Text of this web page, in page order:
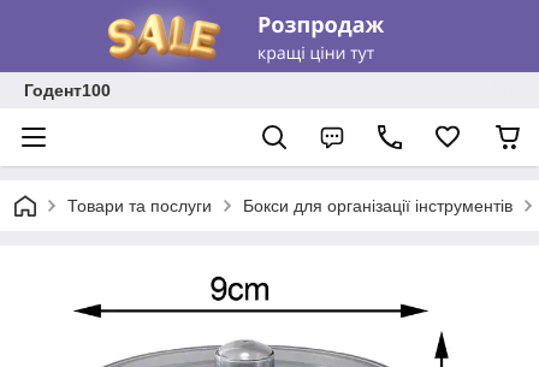
Годент100
Товари та послуги Бокси для організації інструментів